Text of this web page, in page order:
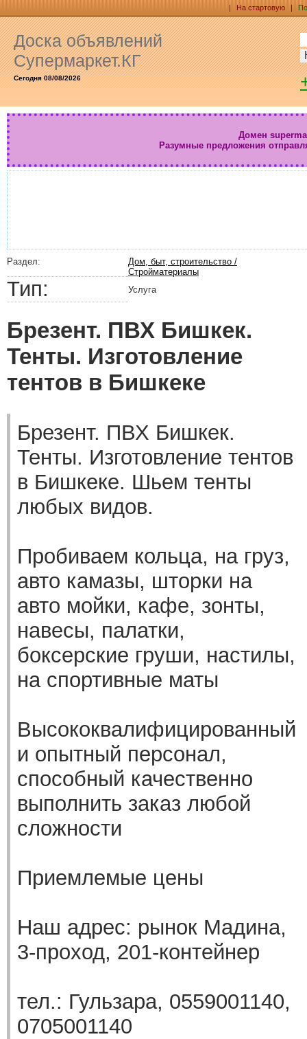
| На стартовую |
Доска объявлений
Супермаркет.КГ
Сегодня 08/08/2026
Домен
Разумные предложения
Раздел:
Дом, быт, строительство /
Стройматериалы
Тип: Услуга
Брезент. ПВХ Бишкек.
Тенты. Изготовление
тентов в Бишкеке
Брезент. ПВХ Бишкек.
Тенты. Изготовление тентов
в Бишкеке. Шьем тенты
любых видов.
Пробиваем кольца, на груз,
авто камазы, шторки на
авто мойки, кафе, зонты,
навесы, палатки,
боксерские груши, настилы,
на спортивные маты
Высококвалифицированный
и опытный персонал,
способный качественно
выполнить заказ любой
сложности
Приемлемые цены
Наш адрес: рынок Мадина,
3-проход, 201-контейнер
тел.: Гульзара, 0559001140,
0705001140